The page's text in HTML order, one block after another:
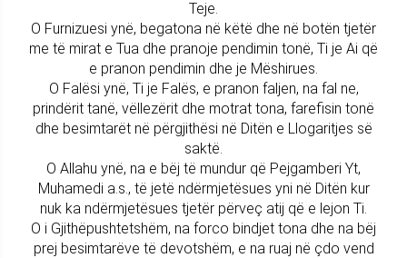
Teje.
O Furnizuesi ynë, begatona në këtë dhe në botën tjetër
me të mirat e Tua dhe pranoje pendimin tonë, Ti je Ai që
e pranon pendimin dhe je Mëshirues.
O Falësi ynë, Ti je Falës, e pranon faljen, na fal ne,
prindërit tanë, vëllezërit dhe motrat tona, farefisin tonë
dhe besimtarët në përgjithësi në Ditën e Llogaritjes së
saktë.
O Allahu ynë, na e bëj të mundur që Pejgamberi Yt,
Muhamedi a.s., të jetë ndërmjetësues yni në Ditën kur
nuk ka ndërmjetësues tjetër përveç atij që e lejon Ti.
O i Gjithëpushtetshëm, na forco bindjet tona dhe na bëj
prej besimtarëve të devotshëm, e na ruaj në çdo vend